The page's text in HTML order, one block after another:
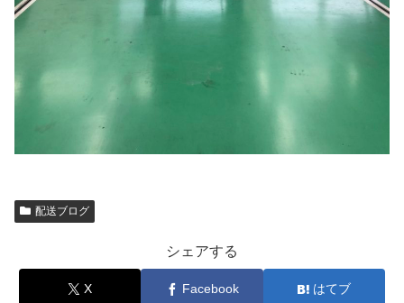
配送ブログ
シェアする
X Facebook はてブ